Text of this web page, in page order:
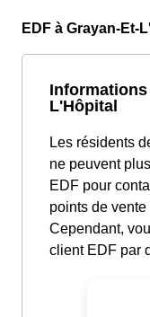
EDF à Grayan-Et-
Informations
L'Hôpital
Les résidents
ne peuvent
EDF pour
points de
Cependant,
client EDF par